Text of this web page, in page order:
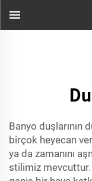
Banyo duşlarının
birçok heyecan
ya da zamanını
stilimiz mevcuttur.